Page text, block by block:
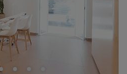
Chiuso
trova in viale della Regione
a Palermo e Fioranna Tobia a
ai propri clienti
nella cura di corpo e viso.